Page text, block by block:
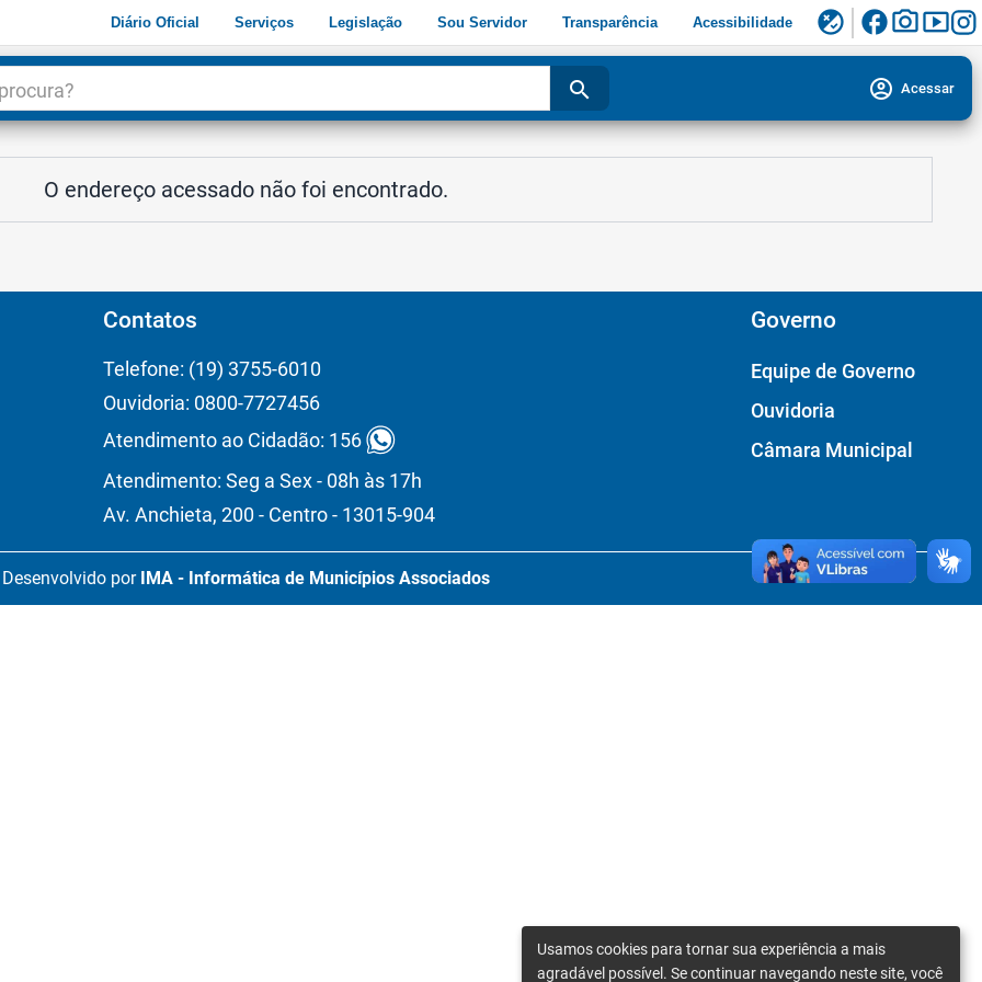
Diário Oficial Serviços Legislação Sou Servidor Transparência Acessibilidade flaky facebookphoto_camerasmart_display
search account_circle Acessar
O endereço acessado não foi encontrado.
Contatos
Telefone: (19) 3755-6010
Ouvidoria: 0800-7727456
Atendimento ao Cidadão: 156
Atendimento: Seg a Sex - 08h às 17h
Av. Anchieta, 200 - Centro - 13015-904
Governo
Equipe de Governo
Ouvidoria
Câmara Municipal
Desenvolvido por IMA - Informática de Municípios Associados
Usamos cookies para tornar sua experiência a mais
agradável possível. Se continuar navegando neste site, você